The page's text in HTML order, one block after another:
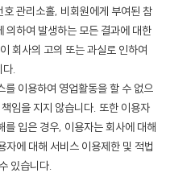
관리소홀, 비회원에게 부여된 참
의하여 발생하는 모든 결과에 대한
회사의 고의 또는 과실로 인하여
.
를 이용하여 영업활동을 할 수 없으
임을 지지 않습니다. 또한 이용자
입은 경우, 이용자는 회사에 대해
에 대해 서비스 이용제한 및 적법
있습니다.